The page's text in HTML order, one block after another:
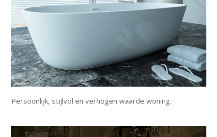
Persoonlijk, stijlvol en verhogen waarde woning.